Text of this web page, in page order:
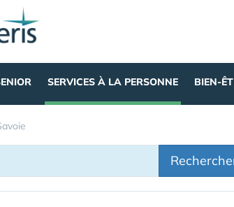
SERVICES À LA PERSONNE BIEN-